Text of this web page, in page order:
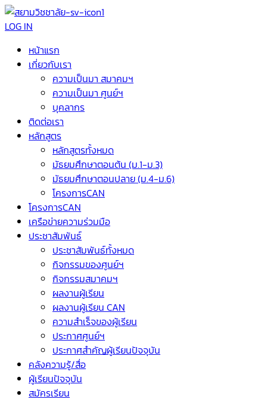
LOG IN
หน้าแรก
เกี่ยวกับเรา
ความเป็นมา สมาคมฯ
ความเป็นมา ศูนย์ฯ
บุคลากร
ติดต่อเรา
หลักสูตร
หลักสูตรทั้งหมด
มัธยมศึกษาตอนต้น (ม.1-ม.3)
มัธยมศึกษาตอนปลาย (ม.4-ม.6)
โครงการCAN
โครงการCAN
เครือข่ายความร่วมมือ
ประชาสัมพันธ์
ประชาสัมพันธ์ทั้งหมด
กิจกรรมของศูนย์ฯ
กิจกรรมสมาคมฯ
ผลงานผู้เรียน
ผลงานผู้เรียน CAN
ความสำเร็จของผู้เรียน
ประกาศศูนย์ฯ
ประกาศสำคัญผู้เรียนปัจจุบัน
คลังความรู้/สื่อ
ผู้เรียนปัจจุบัน
สมัครเรียน